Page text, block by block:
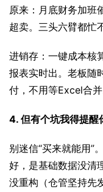
原来：月底财务加班
超卖。三头六臂都忙
进销存：一键成本核
报表实时出。老板随
付，不用等Excel合并
4. 但有个坑我得提醒
别迷信“买来就能用”
好，是基础数据没清
没重构（仓管坚持先